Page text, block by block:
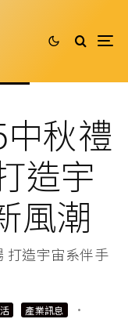
秋禮
造宇
風潮
打造宇宙系伴手
產業訊息
·